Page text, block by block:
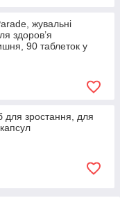
жувальні
здоров’я
90 таблеток у
для зростання, для